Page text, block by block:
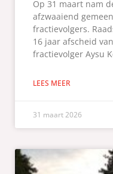
Op 31 maart nam
afzwaaiend
fractievolgers.
16 jaar afscheid
fractievolger Aysu
LEES MEER
31 maart 2026